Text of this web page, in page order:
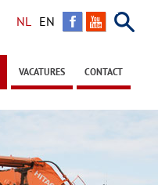
NL EN
VACATURES CONTACT